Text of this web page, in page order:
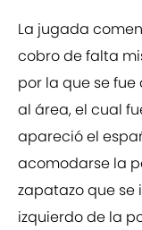
La jugada
cobro de falta
por la que se
al área, el cual
apareció el
acomodarse la
zapatazo que se
izquierdo de la